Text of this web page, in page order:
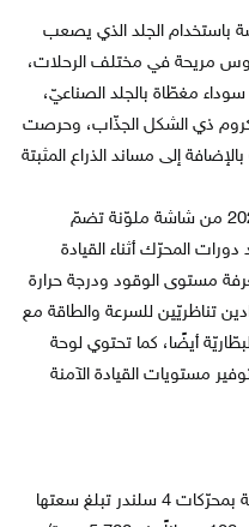
شانجان ايو 2021 الخمسة باستخدام الجلد الذي يصعب
مريحة في مختلف الرحلات،
مغطّاة بالجلد الصناعيّ،
ذي الشكل الجذّاب، وحرصت
إلى مساند الذراع المثبتة
تتكوّن لوحة القيادة في سيّارات ايدو 2021 من شاشة ملوّنة تضمّ
المحرّك أثناء القيادة
مستوى الوقود ودرجة حرارة
تناظريّين للسرعة والطاقة مع
أيضًا، كما تحتوي لوحة
مستويات القيادة الآمنة
تمّ تزويد أضعف طرز ايدو 2021 البنزينيّة بمحرّكات 4 سلندر تبلغ سعتها